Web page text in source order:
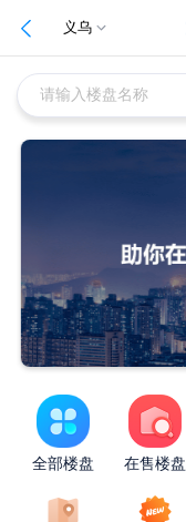
义乌
请输入楼盘名称
全部楼盘 在售楼盘